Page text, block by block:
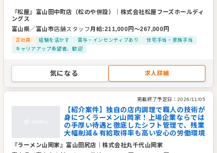
『松屋』富山田中町店（松のや併設）
株式会社松屋フーズホールディ
ングス
富山県／富山市店舗スタッフ月給:211,000円〜267,000円
正社員 経験を活かす 賞与・インセンティブあり
住宅手当・家族手当
キャリアアップ希望者、歓迎
気になる 求人詳細
掲載終了予定日： 2026/11/05
【紹介案件】独自の店内調理で職人の技術が
身につくラーメン山岡家！上場企業ならでは
の手厚い待遇と徹底したシフト管理で、残業
大幅削減＆有給取得率も高い安心の労働環境
『ラーメン山岡家』富山田尻店 ｜株式会社丸千代山岡家